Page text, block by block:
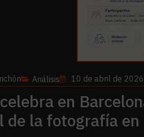
Análisis 10 de abril de 2026
en
de la fotografía en